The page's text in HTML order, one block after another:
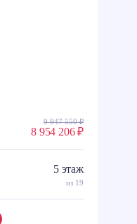
9 947 550 ₽
8 954 206 ₽
5 этаж
из 19